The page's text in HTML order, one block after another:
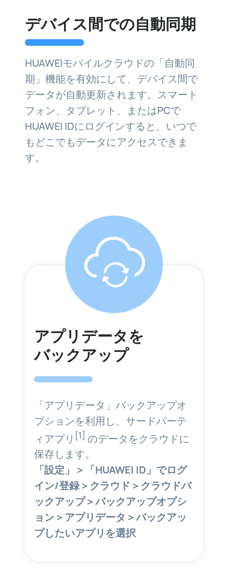
デバイス間での自動同期
HUAWEIモバイルクラウドの「自動同
期」機能を有効にして、デバイス間で
データが自動更新されます。スマート
フォン、タブレット、またはPCで
HUAWEI IDにログインすると、いつで
もどこでもデータにアクセスできま
す。
アプリデータを
バックアップ
「アプリデータ」バックアップオ
プションを利用し、サードパーテ
ィアプリ [1] のデータをクラウドに
保存します。
「設定」＞「HUAWEI ID」でログ
イン/登録＞クラウド＞クラウドバ
ックアップ＞バックアップオプシ
ョン＞アプリデータ＞バックアッ
プしたいアプリを選択